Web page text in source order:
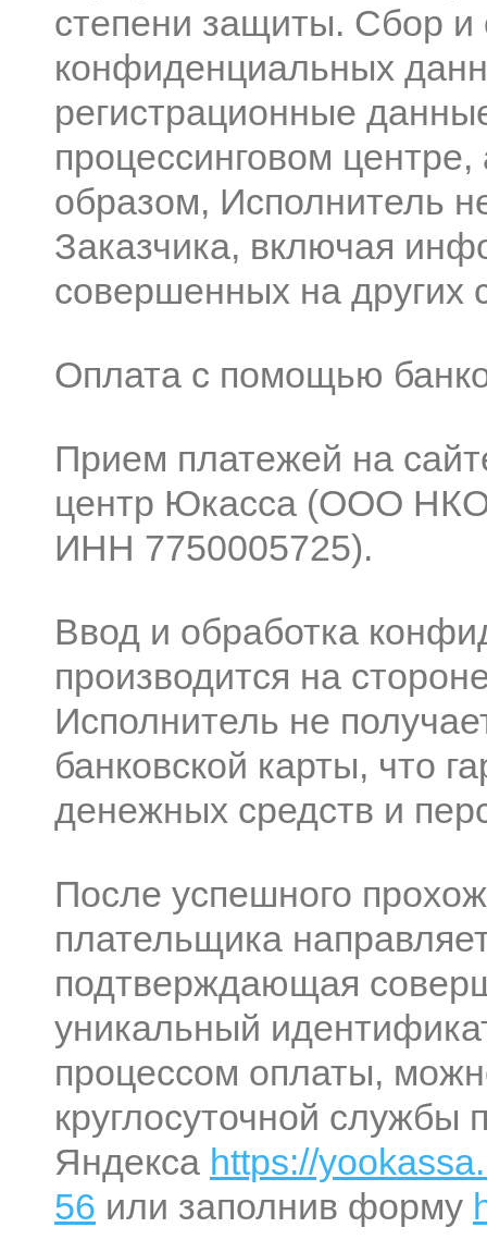
степени защиты. Сбор и
конфиденциальных
регистрационные
процессинговом
образом, Исполнитель
Заказчика, включая
совершенных на других
Оплата с помощью
Прием платежей на
центр Юкасса (ООО
ИНН 7750005725).
Ввод и обработка
производится на
Исполнитель не
банковской карты, что
денежных средств и
После успешного
плательщика
подтверждающая
уникальный
процессом оплаты,
круглосуточной службы
Яндекса https://
56 или заполнив форму